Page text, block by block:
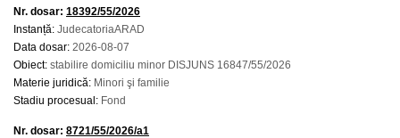
Nr. dosar: 18392/55/2026
Instanță: JudecatoriaARAD
Data dosar: 2026-08-07
Obiect: stabilire domiciliu minor DISJUNS 16847/55/2026
Materie juridică: Minori şi familie
Stadiu procesual: Fond
Nr. dosar: 8721/55/2026/a1